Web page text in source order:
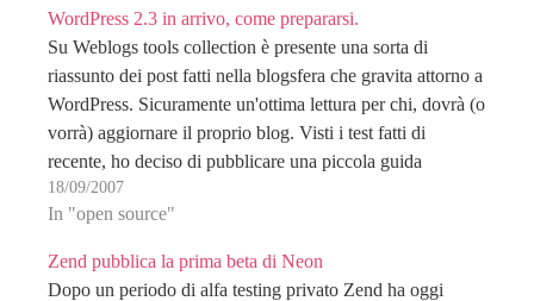
WordPress 2.3 in arrivo, come prepararsi.
Su Weblogs tools collection è presente una sorta di
riassunto dei post fatti nella blogsfera che gravita attorno a
WordPress. Sicuramente un'ottima lettura per chi, dovrà (o
vorrà) aggiornare il proprio blog. Visti i test fatti di
recente, ho deciso di pubblicare una piccola guida
all'aggiornamento di WordPress che impegnerà…
18/09/2007
In "open source"
Zend pubblica la prima beta di Neon
Dopo un periodo di alfa testing privato Zend ha oggi